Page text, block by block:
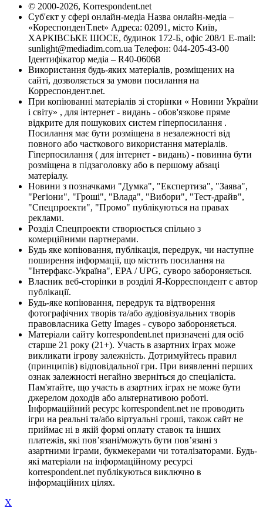
© 2000-2026, Korrespondent.net
Суб'єкт у сфері онлайн-медіа Назва онлайн-медіа –
«КореспонденТ.net» Адреса: 02091, місто Київ,
ХАРКІВСЬКЕ ШОСЕ, будинок 172-Б, офіс 208/1 E-mail:
sunlight@mediadim.com.ua Телефон: 044-205-43-00
Ідентифікатор медіа – R40-06068
Використання будь-яких матеріалів, розміщених на
сайті, дозволяється за умови посилання на
Корреспондент.net.
При копіюванні матеріалів зі сторінки « Новини України
і світу» , для інтернет - видань - обов'язкове пряме
відкрите для пошукових систем гіперпосилання .
Посилання має бути розміщена в незалежності від
повного або часткового використання матеріалів.
Гіперпосилання ( для інтернет - видань) - повинна бути
розміщена в підзаголовку або в першому абзаці
матеріалу.
Новини з позначками "Думка", "Експертиза", "Заява",
"Регіони", "Гроші", "Влада", "Вибори", "Тест-драйв",
"Спецпроекти", "Промо" публікуються на правах
реклами.
Розділ Спецпроекти створюється спільно з
комерційними партнерами.
Будь яке копіювання, публікація, передрук, чи наступне
поширення інформації, що містить посилання на
"Інтерфакс-Україна", EPA / UPG, суворо забороняється.
Власник веб-сторінки в розділі Я-Корреспондент є автор
публікації.
Будь-яке копіювання, передрук та відтворення
фотографічних творів та/або аудіовізуальних творів
правовласника Getty Images - суворо забороняється.
Матеріали сайту korrespondent.net призначені для осіб
старше 21 року (21+). Участь в азартних іграх може
викликати ігрову залежність. Дотримуйтесь правил
(принципів) відповідальної гри. При виявленні перших
ознак залежності негайно зверніться до спеціаліста.
Пам'ятайте, що участь в азартних іграх не може бути
джерелом доходів або альтернативою роботі.
Інформаційний ресурс korrespondent.net не проводить
ігри на реальні та/або віртуальні гроші, також сайт не
приймає ні в якій формі оплату ставок та інших
платежів, які пов’язані/можуть бути пов’язані з
азартними іграми, букмекерами чи тоталізаторами. Будь-
які матеріали на інформаційному ресурсі
korrespondent.net публікуються виключно в
інформаційних цілях.
X